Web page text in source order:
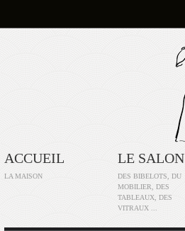
ACCUEIL
LA MAISON
LE SALON
DES BIBELOTS, DU
MOBILIER, DES
TABLEAUX, DES
VITRAUX ...